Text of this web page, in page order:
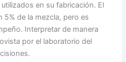
en su fabricación. El
5% de la mezcla, pero es
Interpretar de manera
por el laboratorio del